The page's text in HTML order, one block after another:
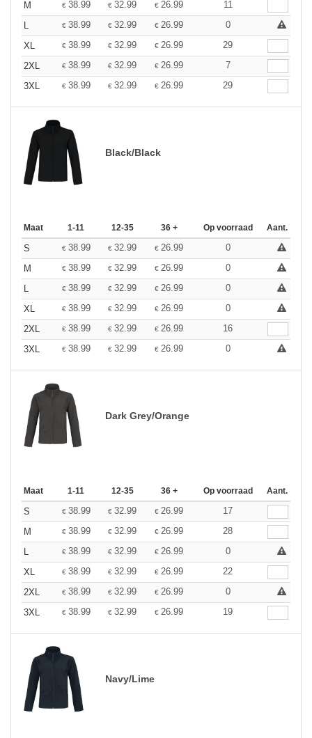
M € 38.99 € 32.99 € 26.99
11
L
€ 38.99 € 32.99 € 26.99
0
XL
€ 38.99 € 32.99 € 26.99
29
2XL
€ 38.99 € 32.99 € 26.99
7
3XL
€ 38.99 € 32.99 € 26.99 29
Black/Black
Maat 1-11 12-35 36 + Op voorraad Aant.
S € 38.99 € 32.99 € 26.99
0
M
€ 38.99 € 32.99 € 26.99
0
L
€ 38.99 € 32.99 € 26.99
0
XL
€ 38.99 € 32.99 € 26.99
0
2XL
€ 38.99 € 32.99 € 26.99
16
3XL
€ 38.99 € 32.99 € 26.99 0
Dark Grey/Orange
Maat 1-11 12-35 36 + Op voorraad Aant.
S € 38.99 € 32.99 € 26.99
17
M
€ 38.99 € 32.99 € 26.99
28
L
€ 38.99 € 32.99 € 26.99
0
XL
€ 38.99 € 32.99 € 26.99
22
2XL
€ 38.99 € 32.99 € 26.99
0
3XL
€ 38.99 € 32.99 € 26.99 19
Navy/Lime